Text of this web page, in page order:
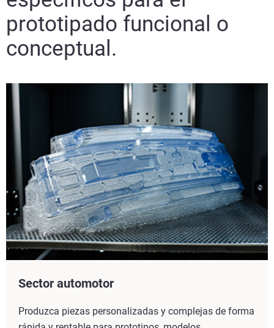
prototipado funcional o
conceptual.
Sector automotor
Produzca piezas personalizadas y complejas de forma